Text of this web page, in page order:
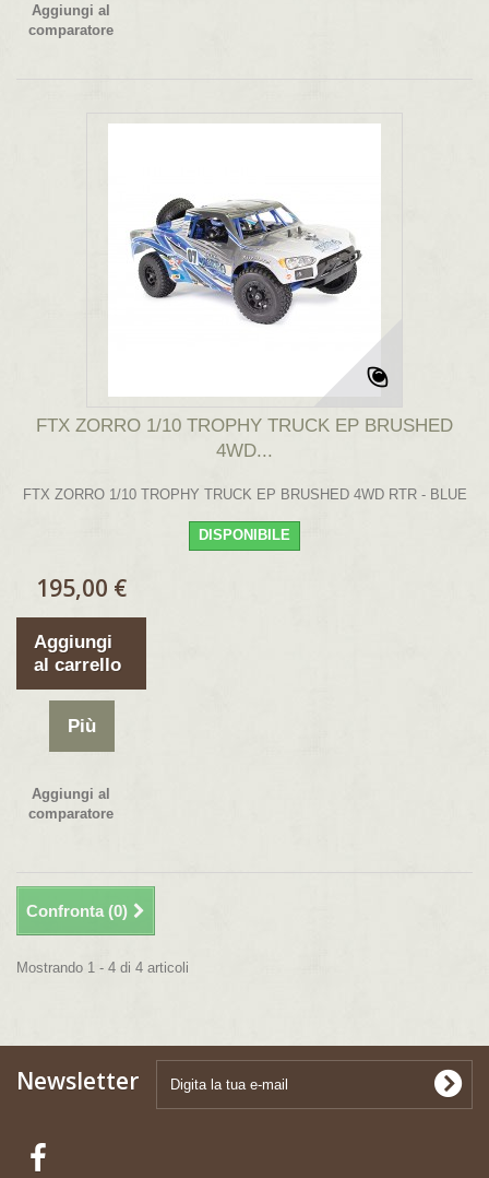
Aggiungi al
comparatore
FTX ZORRO 1/10 TROPHY TRUCK EP BRUSHED
4WD...
FTX ZORRO 1/10 TROPHY TRUCK EP BRUSHED 4WD RTR - BLUE
DISPONIBILE
195,00 €
Aggiungi
al carrello
Più
Aggiungi al
comparatore
Confronta (0)
Mostrando 1 - 4 di 4 articoli
Newsletter